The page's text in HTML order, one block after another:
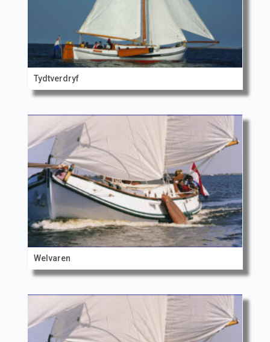
Tydtverdryf
Welvaren